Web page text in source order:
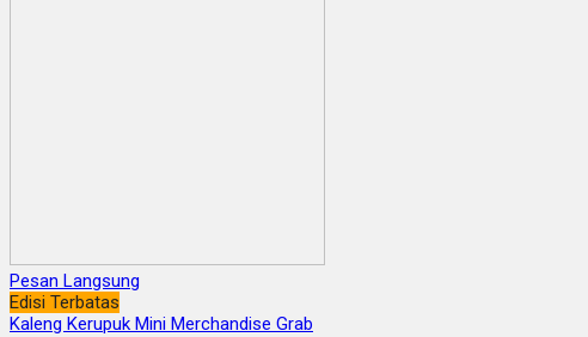
Pesan Langsung
Edisi Terbatas
Kaleng Kerupuk Mini Merchandise Grab